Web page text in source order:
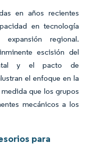
en años recientes
en tecnología
regional.
escisión del
y el pacto de
el enfoque en la
que los grupos
mecánicos a los
para